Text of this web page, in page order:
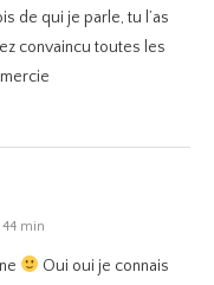
de qui je parle, tu l’as
convaincu toutes les
44 min
Oui oui je connais